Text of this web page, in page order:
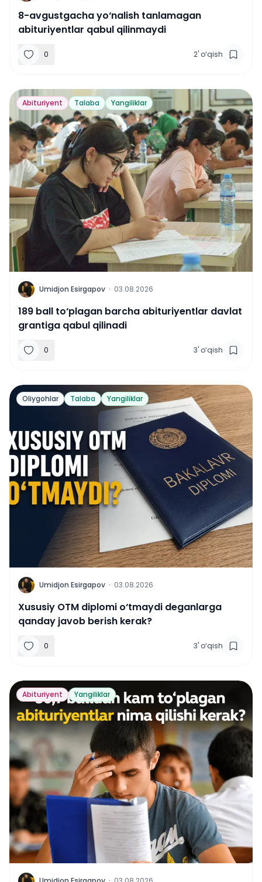
8-avgustgacha yo‘nalish tanlamagan
abituriyentlar qabul qilinmaydi
0 2' o‘qish
Abituriyent Talaba Yangiliklar
U Umidjon Esirgapov · 03.08.2026
189 ball to‘plagan barcha abituriyentlar davlat
grantiga qabul qilinadi
0 3' o‘qish
Oliygohlar Talaba Yangiliklar
U Umidjon Esirgapov · 03.08.2026
Xususiy OTM diplomi o‘tmaydi deganlarga
qanday javob berish kerak?
0 3' o‘qish
Abituriyent Yangiliklar